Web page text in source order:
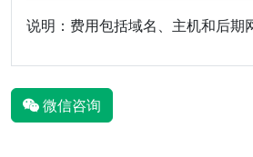
说明：费用包括域名、主机和后期
微信咨询